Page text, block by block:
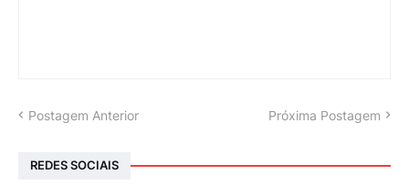
Postagem Anterior Próxima Postagem
REDES SOCIAIS